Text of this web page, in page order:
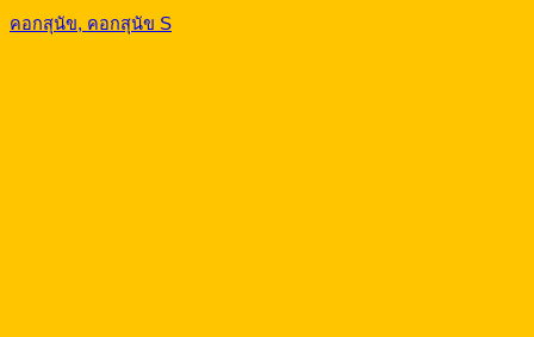
คอกสุนัข, คอกสุนัข S